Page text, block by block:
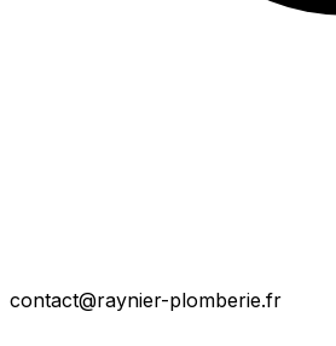
contact@raynier-plomberie.fr